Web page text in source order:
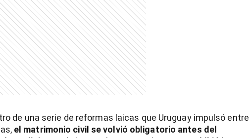
de una serie de reformas laicas que Uruguay impulsó entre
el matrimonio civil se volvió obligatorio antes del